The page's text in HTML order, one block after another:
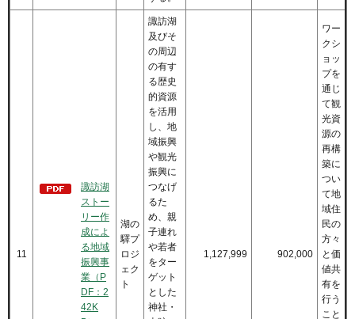
11
諏訪湖
ストー
リー作
成によ
る地域
振興事
業（P
DF：2
42K
湖の
驛プ
ロジ
ェク
ト
諏訪湖
及びそ
の周辺
の有す
る歴史
的資源
を活用
し、地
域振興
や観光
振興に
つなげ
るた
め、親
子連れ
や若者
をター
ゲット
とした
神社・
1,127,999 902,000
ワー
クシ
ョッ
プを
通じ
て観
光資
源の
再構
築に
つい
て地
域住
民の
方々
と価
値共
有を
行う
こと